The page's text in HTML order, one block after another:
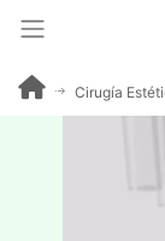
Cirugía